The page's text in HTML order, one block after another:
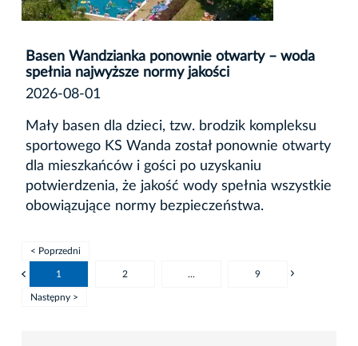
Basen Wandzianka ponownie otwarty – woda
spełnia najwyższe normy jakości
2026-08-01
Mały basen dla dzieci, tzw. brodzik kompleksu
sportowego KS Wanda został ponownie otwarty
dla mieszkańców i gości po uzyskaniu
potwierdzenia, że jakość wody spełnia wszystkie
obowiązujące normy bezpieczeństwa.
< Poprzedni
1 2 ... 9
Następny >